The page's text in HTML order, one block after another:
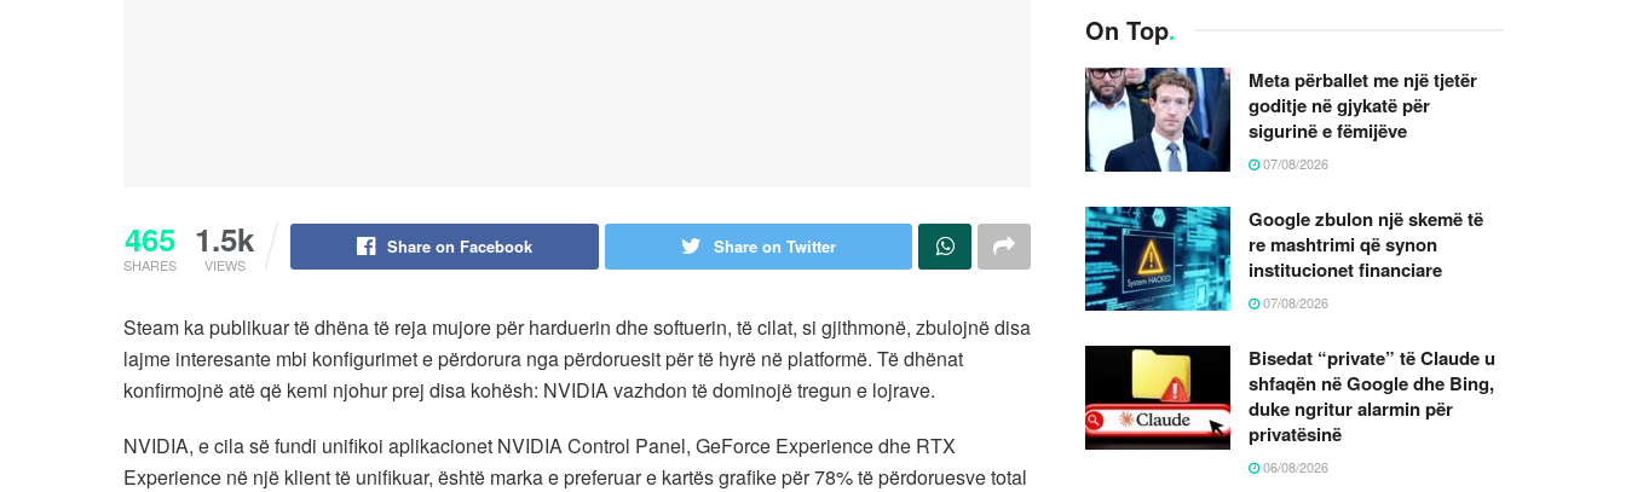
465
SHARES
1.5k
VIEWS
Share on Facebook Share on Twitter
Steam ka publikuar të dhëna të reja mujore për harduerin dhe softuerin, të cilat, si gjithmonë, zbulojnë disa
lajme interesante mbi konfigurimet e përdorura nga përdoruesit për të hyrë në platformë. Të dhënat
konfirmojnë atë që kemi njohur prej disa kohësh: NVIDIA vazhdon të dominojë tregun e lojrave.
NVIDIA, e cila së fundi unifikoi aplikacionet NVIDIA Control Panel, GeForce Experience dhe RTX
Experience në një klient të unifikuar, është marka e preferuar e kartës grafike për 78% të përdoruesve total
On Top.
Meta përballet me një tjetër
goditje në gjykatë për
sigurinë e fëmijëve
07/08/2026
Google zbulon një skemë të
re mashtrimi që synon
institucionet financiare
07/08/2026
Bisedat “private” të Claude u
shfaqën në Google dhe Bing,
duke ngritur alarmin për
privatësinë
06/08/2026